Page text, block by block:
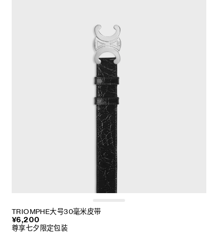
TRIOMPHE大号30毫米皮带
¥6,200
尊享七夕限定包装